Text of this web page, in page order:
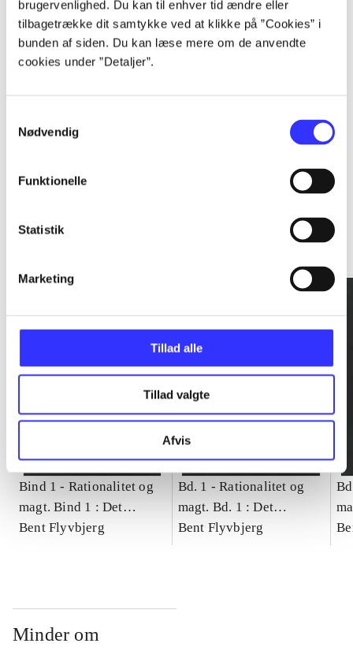
brugervenlighed. Du kan til enhver tid ændre eller
tilbagetrække dit samtykke ved at klikke på ”Cookies” i
bunden af siden. Du kan læse mere om de anvendte
cookies under ”Detaljer”.
Nødvendig
Funktionelle
Statistik
Marketing
Tillad alle
Tillad valgte
Afvis
...
Bind 1 - Rationalitet og
magt. Bind 1 : Det
konkretes videnskab
Bent Flyvbjerg
Bd. 1 -Rationalitet og
magt. Bd. 1 : Det
konkretes videnskab
Bent Flyvbjerg
Minder om